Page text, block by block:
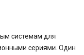
системам для
сериями. Один